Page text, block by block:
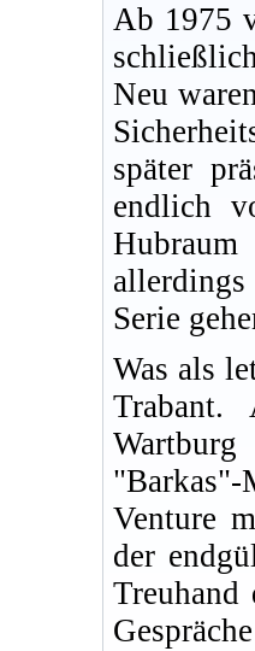
Ab 1975
Neu
später
endlich
Serie
Was als
Trabant.
Venture
der
Treuhand